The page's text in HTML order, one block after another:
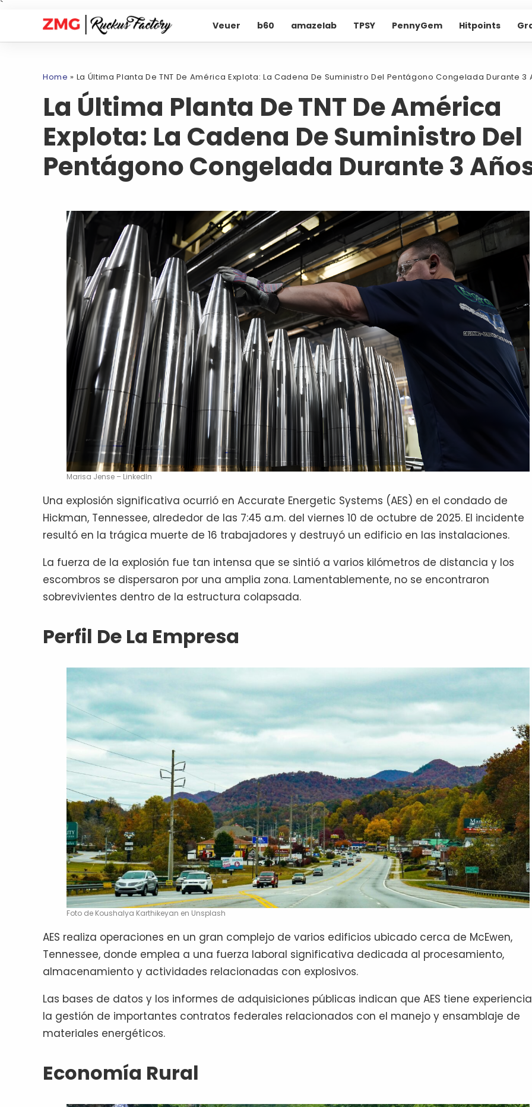
`
Veuer b60 amazelab TPSY PennyGem Hitpoints
Home » La Última Planta De TNT De América Explota: La Cadena De Suministro Del Pentágono Congelada Durante 3
La Última Planta De TNT De América
Explota: La Cadena De Suministro Del
Pentágono Congelada Durante 3
Marisa Jense – LinkedIn
Una explosión significativa ocurrió en Accurate Energetic Systems (AES) en el condado de
Hickman, Tennessee, alrededor de las 7:45 a.m. del viernes 10 de octubre de 2025. El incidente
resultó en la trágica muerte de 16 trabajadores y destruyó un edificio en las instalaciones.
La fuerza de la explosión fue tan intensa que se sintió a varios kilómetros de distancia y los
escombros se dispersaron por una amplia zona. Lamentablemente, no se encontraron
sobrevivientes dentro de la estructura colapsada.
Perfil De La Empresa
Foto de Koushalya Karthikeyan en Unsplash
AES realiza operaciones en un gran complejo de varios edificios ubicado cerca de McEwen,
Tennessee, donde emplea a una fuerza laboral significativa dedicada al procesamiento,
almacenamiento y actividades relacionadas con explosivos.
Las bases de datos y los informes de adquisiciones públicas indican que AES tiene
la gestión de importantes contratos federales relacionados con el manejo y ensamblaje de
materiales energéticos.
Economía Rural